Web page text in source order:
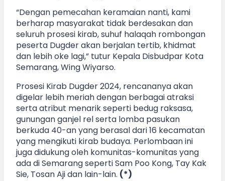
“Dengan pemecahan keramaian nanti, kami
berharap masyarakat tidak berdesakan dan
seluruh prosesi kirab, suhuf halaqah rombongan
peserta Dugder akan berjalan tertib, khidmat
dan lebih oke lagi,” tutur Kepala Disbudpar Kota
Semarang, Wing Wiyarso.
Prosesi Kirab Dugder 2024, rencananya akan
digelar lebih meriah dengan berbagai atraksi
serta atribut menarik seperti bedug raksasa,
gunungan ganjel rel serta lomba pasukan
berkuda 40-an yang berasal dari 16 kecamatan
yang mengikuti kirab budaya. Perlombaan ini
juga didukung oleh komunitas-komunitas yang
ada di Semarang seperti Sam Poo Kong, Tay Kak
Sie, Tosan Aji dan lain-lain. (*)